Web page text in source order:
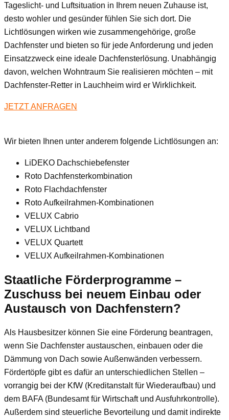
Tageslicht- und Luftsituation in Ihrem neuen Zuhause ist,
desto wohler und gesünder fühlen Sie sich dort. Die
Lichtlösungen wirken wie zusammengehörige, große
Dachfenster und bieten so für jede Anforderung und jeden
Einsatzzweck eine ideale Dachfensterlösung. Unabhängig
davon, welchen Wohntraum Sie realisieren möchten – mit
Dachfenster-Retter in Lauchheim wird er Wirklichkeit.
JETZT ANFRAGEN
Wir bieten Ihnen unter anderem folgende Lichtlösungen an:
LiDEKO Dachschiebefenster
Roto Dachfensterkombination
Roto Flachdachfenster
Roto Aufkeilrahmen-Kombinationen
VELUX Cabrio
VELUX Lichtband
VELUX Quartett
VELUX Aufkeilrahmen-Kombinationen
Staatliche Förderprogramme –
Zuschuss bei neuem Einbau oder
Austausch von Dachfenstern?
Als Hausbesitzer können Sie eine Förderung beantragen,
wenn Sie Dachfenster austauschen, einbauen oder die
Dämmung von Dach sowie Außenwänden verbessern.
Fördertöpfe gibt es dafür an unterschiedlichen Stellen –
vorrangig bei der KfW (Kreditanstalt für Wiederaufbau) und
dem BAFA (Bundesamt für Wirtschaft und Ausfuhrkontrolle).
Außerdem sind steuerliche Bevorteilung und damit indirekte